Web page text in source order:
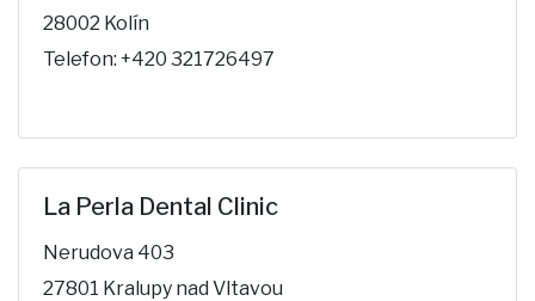
28002 Kolín
Telefon: +420 321726497
La Perla Dental Clinic
Nerudova 403
27801 Kralupy nad Vltavou